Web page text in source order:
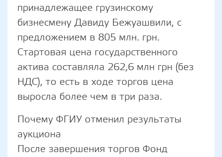
принадлежащее грузинскому
бизнесмену Давиду Бежуашвили, с
предложением в 805 млн. грн.
Стартовая цена государственного
актива составляла 262,6 млн грн (без
НДС), то есть в ходе торгов цена
выросла более чем в три раза.
Почему ФГИУ отменил результаты
аукциона
После завершения торгов Фонд